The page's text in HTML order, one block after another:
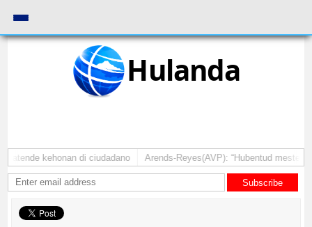
Hulanda
atende kehonan di ciudadano Arends-Reyes(AVP): “Hubentud mester
Subscribe